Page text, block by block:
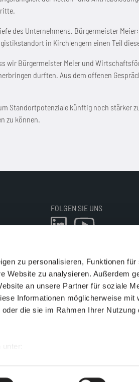
zu personalisieren, Funktionen
Website zu analysieren. Außerdem
an unsere Partner für soziale
Informationen möglicherweise mit
die sie im Rahmen Ihrer Nutzung
des Unternehmens. Bürgermeister
in Kirchlengern einen Teil
wir Bürgermeister Meier und
durften. Aus dem offenen
Standortpotenziale künftig noch stärker
zu können.
FOLGEN SIE UNS